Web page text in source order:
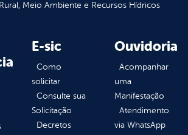
Meio Ambiente e Recursos Hídricos
E-sic
Como
solicitar
Consulte sua
Solicitação
Decretos
Ouvidoria
Acompanhar
uma
Manifestação
Atendimento
via WhatsApp